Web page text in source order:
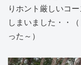
りホント厳しいコ
しまいました・・
った～）